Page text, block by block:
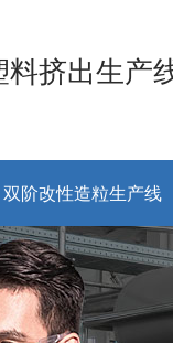
料挤出生产
双阶改性造粒生产线